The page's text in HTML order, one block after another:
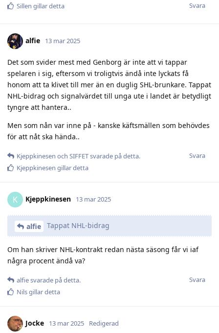
Svara
Sillen gillar detta
alfie 13 mar 2025
Det som svider mest med Genborg är inte att vi tappar
spelaren i sig, eftersom vi troligtvis ändå inte lyckats få
honom att ta klivet till mer än en duglig SHL-brunkare. Tappat
NHL-bidrag och signalvärdet till unga ute i landet är betydligt
tyngre att hantera..
Men som nån var inne på - kanske käftsmällen som behövdes
för att nåt ska hända..
Svara
Kjeppkinesen och SIFFETsvarade på detta.
Kjeppkinesen gillar detta
K Kjeppkinesen 13 mar 2025
alfie Tappat NHL-bidrag
Om han skriver NHL-kontrakt redan nästa säsong får vi iaf
några procent ändå va?
Svara
alfiesvarade på detta.
Nilsgillar detta
Jocke 13 mar 2025 Redigerad